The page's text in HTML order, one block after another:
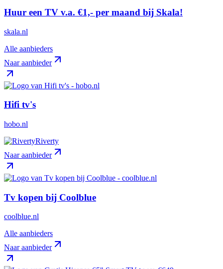
Huur een TV v.a. €1,- per maand bij Skala!
skala.nl
Alle aanbieders
Naar aanbieder
Hifi tv's
hobo.nl
Riverty
Naar aanbieder
Tv kopen bij Coolblue
coolblue.nl
Alle aanbieders
Naar aanbieder